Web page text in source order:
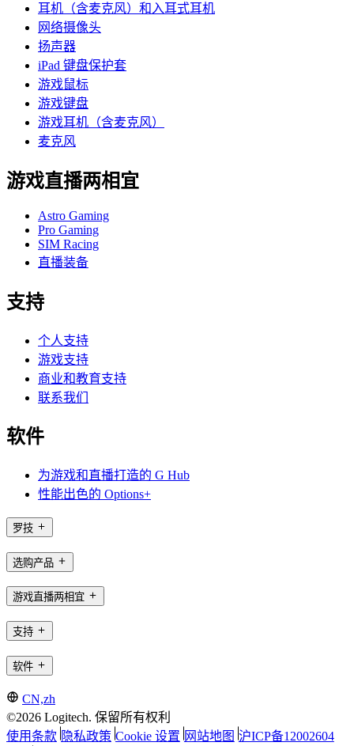
耳机（含麦克风）和入耳式耳机
网络摄像头
扬声器
iPad 键盘保护套
游戏鼠标
游戏键盘
游戏耳机（含麦克风）
麦克风
游戏直播两相宜
Astro Gaming
Pro Gaming
SIM Racing
直播装备
支持
个人支持
游戏支持
商业和教育支持
联系我们
软件
为游戏和直播打造的 G Hub
性能出色的 Options+
罗技
选购产品
游戏直播两相宜
支持
软件
CN,zh
©2026 Logitech. 保留所有权利
使用条款 隐私政策 Cookie 设置 网站地图 沪ICP备12002604